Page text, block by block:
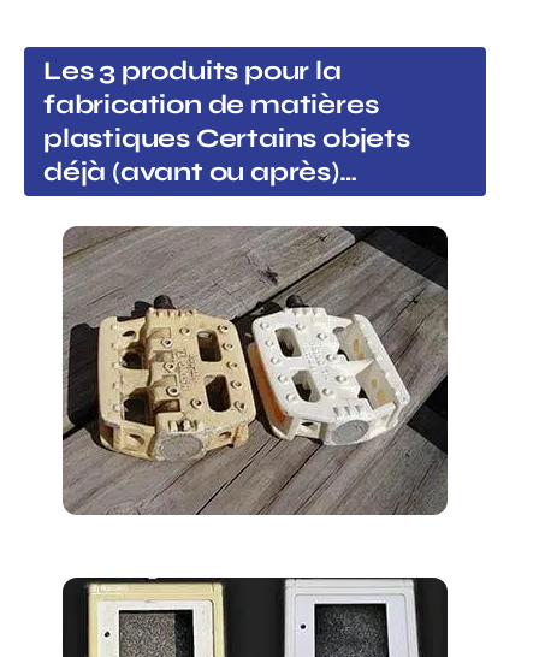
Les 3 produits pour la
fabrication de matières
plastiques Certains objets
déjà (avant ou après)…